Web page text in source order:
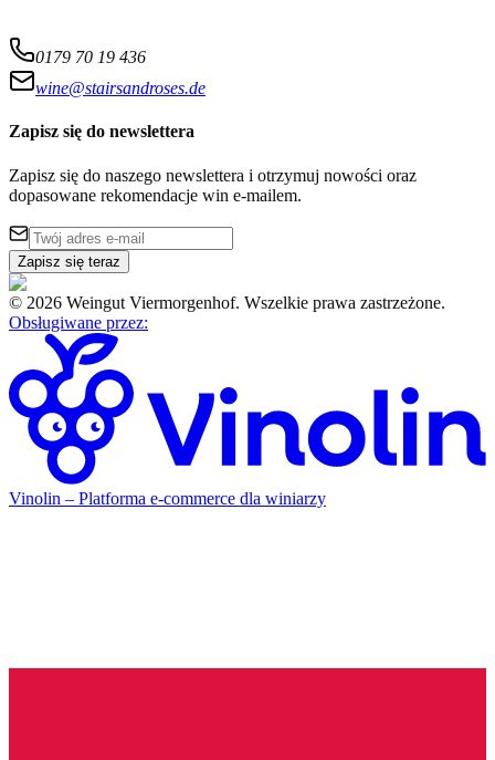
0179 70 19 436
wine@stairsandroses.de
Zapisz się do newslettera
Zapisz się do naszego newslettera i otrzymuj nowości oraz
dopasowane rekomendacje win e-mailem.
Zapisz się teraz
© 2026 Weingut Viermorgenhof. Wszelkie prawa zastrzeżone.
Obsługiwane przez:
Vinolin – Platforma e-commerce dla winiarzy